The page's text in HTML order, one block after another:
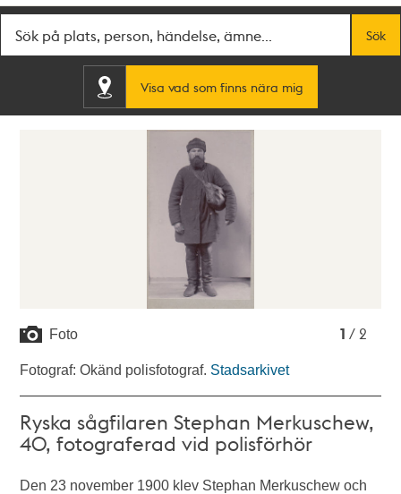
Sök
Visa vad som finns nära mig
1 / 2
Foto
Fotograf: Okänd polisfotograf. Stadsarkivet
Ryska sågfilaren Stephan Merkuschew,
40, fotograferad vid polisförhör
Den 23 november 1900 klev Stephan Merkuschew och